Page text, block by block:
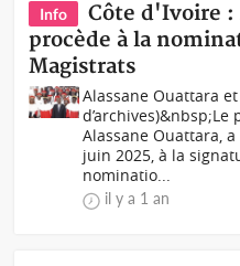
Info
Côte d'Ivoire :
procède à la
Magistrats
Alassane Ouattara
Alassane Ouattara,
juin 2025, à la
nominatio...
il y a 1 an